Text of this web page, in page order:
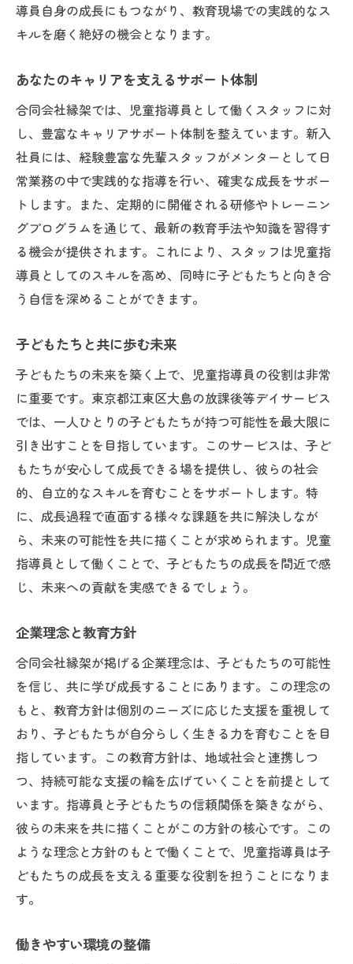
導員自身の成長にもつながり、教育現場での実践的なス
キルを磨く絶好の機会となります。
あなたのキャリアを支えるサポート体制
合同会社縁架では、児童指導員として働くスタッフに対
し、豊富なキャリアサポート体制を整えています。新入
社員には、経験豊富な先輩スタッフがメンターとして日
常業務の中で実践的な指導を行い、確実な成長をサポー
トします。また、定期的に開催される研修やトレーニン
グプログラムを通じて、最新の教育手法や知識を習得す
る機会が提供されます。これにより、スタッフは児童指
導員としてのスキルを高め、同時に子どもたちと向き合
う自信を深めることができます。
子どもたちと共に歩む未来
子どもたちの未来を築く上で、児童指導員の役割は非常
に重要です。東京都江東区大島の放課後等デイサービス
では、一人ひとりの子どもたちが持つ可能性を最大限に
引き出すことを目指しています。このサービスは、子ど
もたちが安心して成長できる場を提供し、彼らの社会
的、自立的なスキルを育むことをサポートします。特
に、成長過程で直面する様々な課題を共に解決しなが
ら、未来の可能性を共に描くことが求められます。児童
指導員として働くことで、子どもたちの成長を間近で感
じ、未来への貢献を実感できるでしょう。
企業理念と教育方針
合同会社縁架が掲げる企業理念は、子どもたちの可能性
を信じ、共に学び成長することにあります。この理念の
もと、教育方針は個別のニーズに応じた支援を重視して
おり、子どもたちが自分らしく生きる力を育むことを目
指しています。この教育方針は、地域社会と連携しつ
つ、持続可能な支援の輪を広げていくことを前提として
います。指導員と子どもたちの信頼関係を築きながら、
彼らの未来を共に描くことがこの方針の核心です。この
ような理念と方針のもとで働くことで、児童指導員は子
どもたちの成長を支える重要な役割を担うことになりま
す。
働きやすい環境の整備